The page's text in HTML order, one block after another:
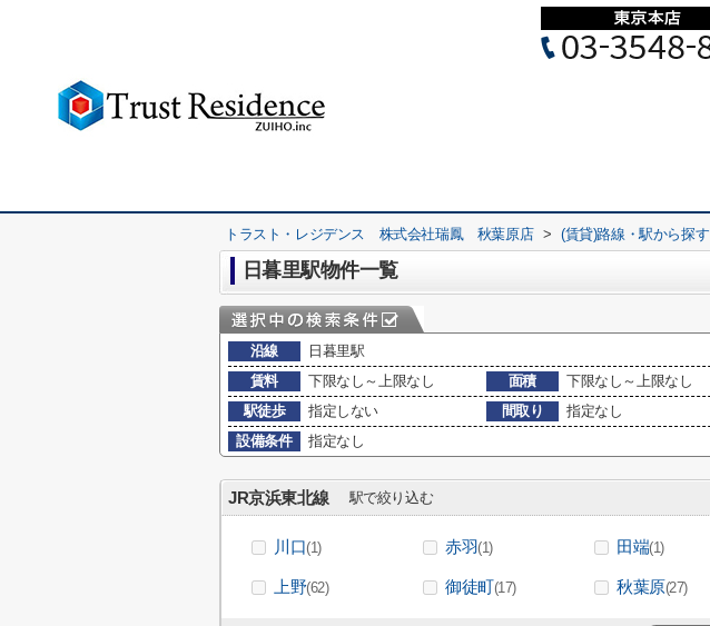
トラスト・レジデンス 株式会社瑞鳳 秋葉原店 > (賃貸)路線・駅から探す
日暮里駅物件一覧
沿線
日暮里駅
賃料
下限なし～上限なし 面積 下限なし～上限なし
駅徒歩
指定しない 間取り
指定なし
設備条件
指定なし
JR京浜東北線 駅で絞り込む
川口(1) 赤羽(1) 田端(1)
上野(62) 御徒町(17) 秋葉原(27)